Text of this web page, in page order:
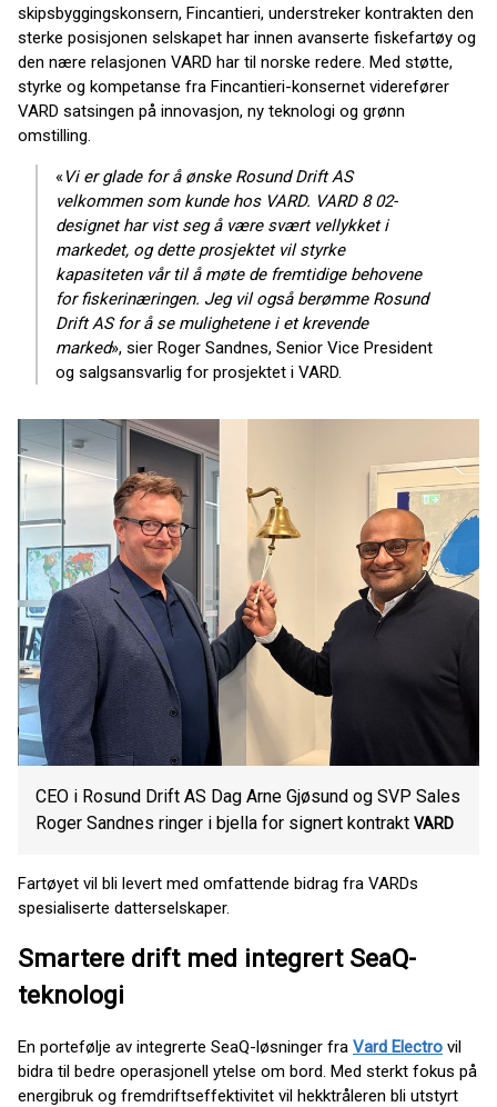
skipsbyggingskonsern, Fincantieri, understreker kontrakten den
sterke posisjonen selskapet har innen avanserte fiskefartøy og
den nære relasjonen VARD har til norske redere. Med støtte,
styrke og kompetanse fra Fincantieri-konsernet viderefører
VARD satsingen på innovasjon, ny teknologi og grønn
omstilling.
«Vi er glade for å ønske Rosund Drift AS
velkommen som kunde hos VARD. VARD 8 02-
designet har vist seg å være svært vellykket i
markedet, og dette prosjektet vil styrke
kapasiteten vår til å møte de fremtidige behovene
for fiskerinæringen. Jeg vil også berømme Rosund
Drift AS for å se mulighetene i et krevende
marked», sier Roger Sandnes, Senior Vice President
og salgsansvarlig for prosjektet i VARD.
CEO i Rosund Drift AS Dag Arne Gjøsund og SVP Sales
Roger Sandnes ringer i bjella for signert kontrakt VARD
Fartøyet vil bli levert med omfattende bidrag fra VARDs
spesialiserte datterselskaper.
Smartere drift med integrert SeaQ-
teknologi
En portefølje av integrerte SeaQ-løsninger fra Vard Electro vil
bidra til bedre operasjonell ytelse om bord. Med sterkt fokus på
energibruk og fremdriftseffektivitet vil hekktråleren bli utstyrt